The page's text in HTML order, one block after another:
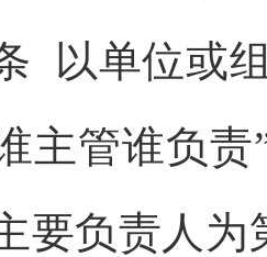
以单位或
主管谁负
要负责人